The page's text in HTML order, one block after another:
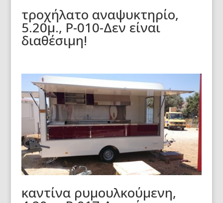
τροχήλατο αναψυκτηρίο,
5.20μ., Ρ-010-Δεν είναι
διαθέσιμη!
καντίνα ρυμουλκούμενη,